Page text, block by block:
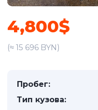
4,800$
(≈ 15 696 BYN)
Пробег:
Тип кузова: